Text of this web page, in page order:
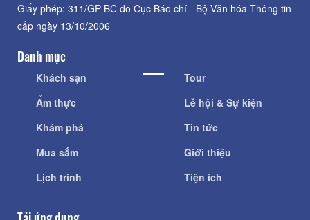
Giấy phép: 311/GP-BC do Cục Báo chí - Bộ Văn hóa Thông tin
cấp ngày 13/10/2006
Danh mục
Khách sạn
Ẩm thực
Khám phá
Mua sắm
Lịch trình
Tour
Lễ hội & Sự kiện
Tin tức
Giới thiệu
Tiện ích